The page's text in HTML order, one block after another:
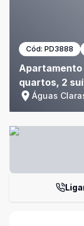
Cód: PD3888
Apartamento
quartos, 2
Águas